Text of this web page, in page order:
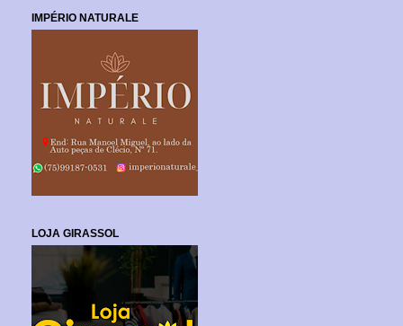
IMPÉRIO NATURALE
LOJA GIRASSOL